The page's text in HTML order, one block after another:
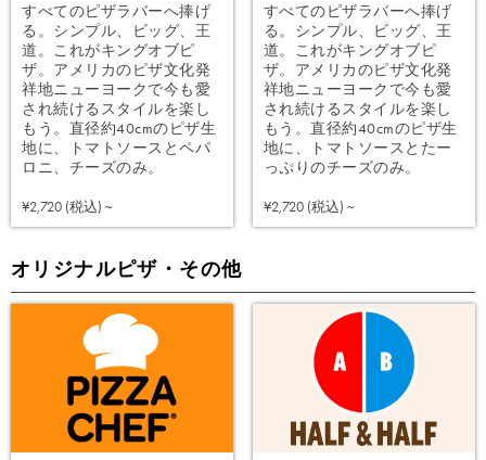
すべてのピザラバーへ捧げ
る。シンプル、ビッグ、王
道。これがキングオブピ
ザ。アメリカのピザ文化発
祥地ニューヨークで今も愛
され続けるスタイルを楽し
もう。直径約40cmのピザ生
地に、トマトソースとペパ
ロニ、チーズのみ。
¥2,720 (税込) ~
すべてのピザラバーへ捧げ
る。シンプル、ビッグ、王
道。これがキングオブピ
ザ。アメリカのピザ文化発
祥地ニューヨークで今も愛
され続けるスタイルを楽し
もう。直径約40cmのピザ生
地に、トマトソースとたー
っぷりのチーズのみ。
¥2,720 (税込) ~
オリジナルピザ・その他